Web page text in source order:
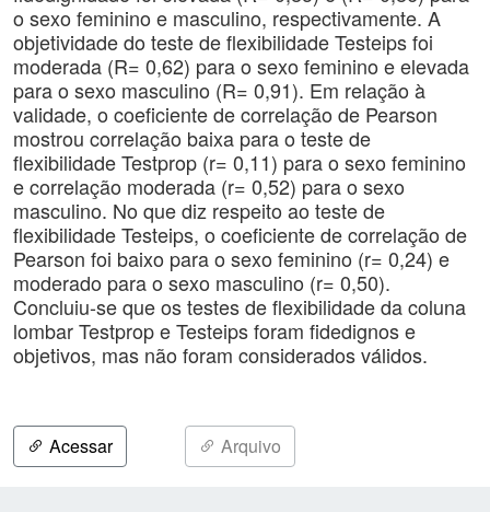
o sexo feminino e masculino, respectivamente. A
objetividade do teste de flexibilidade Testeips foi
moderada (R= 0,62) para o sexo feminino e elevada
para o sexo masculino (R= 0,91). Em relação à
validade, o coeficiente de correlação de Pearson
mostrou correlação baixa para o teste de
flexibilidade Testprop (r= 0,11) para o sexo feminino
e correlação moderada (r= 0,52) para o sexo
masculino. No que diz respeito ao teste de
flexibilidade Testeips, o coeficiente de correlação de
Pearson foi baixo para o sexo feminino (r= 0,24) e
moderado para o sexo masculino (r= 0,50).
Concluiu-se que os testes de flexibilidade da coluna
lombar Testprop e Testeips foram fidedignos e
objetivos, mas não foram considerados válidos.
Acessar Arquivo